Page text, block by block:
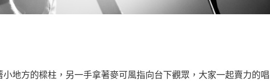
地方的樑柱，另一手拿著麥可風指向台下觀眾，大家一起賣力的唱